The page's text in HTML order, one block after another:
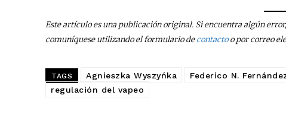
Este artículo es una publicación original. Si encuentra algún
comuníquese utilizando el formulario decontactoo por correo
TAGS Agnieszka Wyszyńka Federico N.
regulación del vapeo